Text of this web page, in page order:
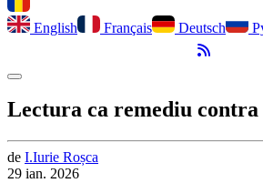
English Français Deutsch
Flux RSS
Comută modul întunecat
Lectura ca remediu
de I.Iurie Roșca
29 ian. 2026